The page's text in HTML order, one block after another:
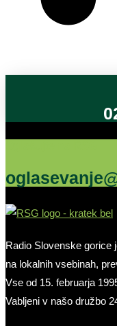
Radio Slovenske gorice
na lokalnih vsebinah,
Vse od 15. februarja
Vabljeni v našo družbo